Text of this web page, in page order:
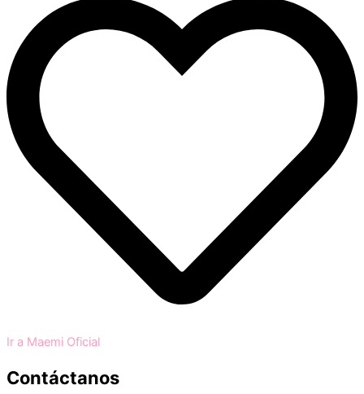
Ir a Maemi Oficial
Contáctanos